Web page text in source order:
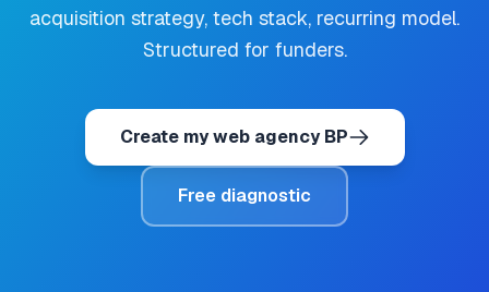
acquisition strategy, tech stack, recurring model.
Structured for funders.
Create my web agency BP
Free diagnostic